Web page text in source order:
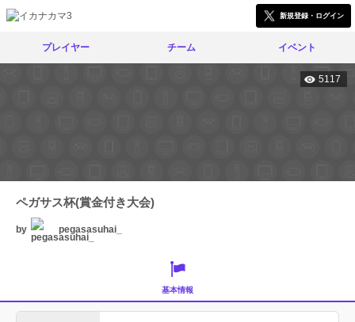
新規登録・ログイン
プレイヤー チーム イベント
5117
ペガサス杯(賞金付き大会)
by pegasasuhai_
基本情報